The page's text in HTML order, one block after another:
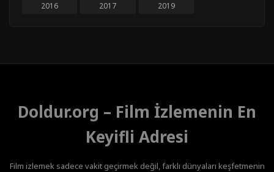
2016 2017 2019
Doldur.org – Film İzlemenin En
Keyifli Adresi
Film izlemek sadece vakit geçirmek değil, farklı dünyaları keşfetmenin